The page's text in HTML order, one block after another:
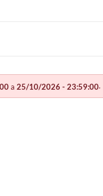
a 25/10/2026 - 23:59:00.